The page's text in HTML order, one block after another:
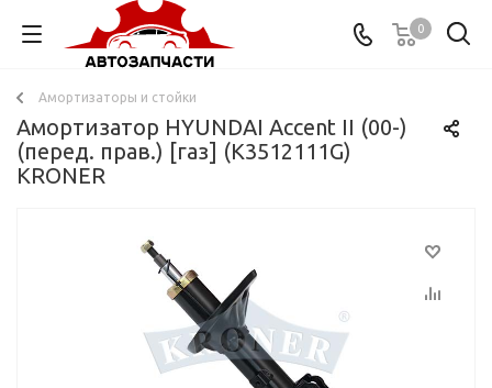
0
Амортизаторы и стойки
Амортизатор HYUNDAI Accent II (00-)
(перед. прав.) [газ] (K3512111G)
KRONER